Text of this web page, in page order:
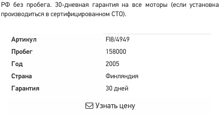
РФ без пробега. 30-дневная гарантия на все моторы (если установка
производиться в сертифицированном СТО).
Артикул
FI8/4949
Пробег
158000
Год
2005
Страна
Финляндия
Гарантия
30 дней
Узнать цену